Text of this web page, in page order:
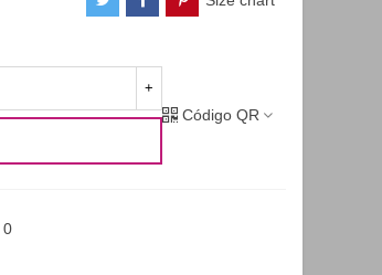
+
Código QR
0